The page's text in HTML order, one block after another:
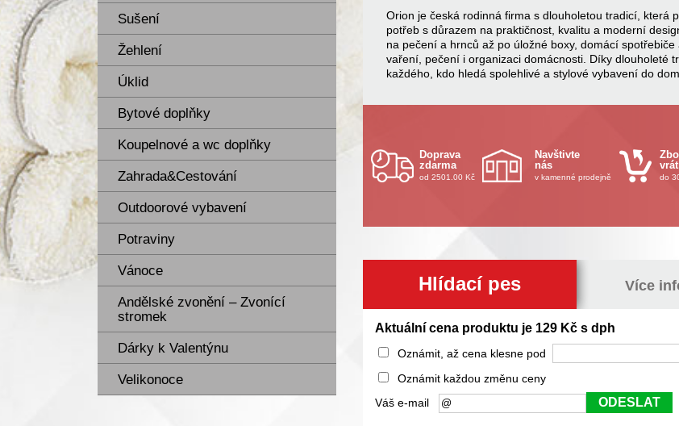
Sušení
Žehlení
Úklid
Bytové doplňky
Koupelnové a wc doplňky
Zahrada&Cestování
Outdoorové vybavení
Potraviny
Vánoce
Andělské zvonění – Zvonící
stromek
Dárky k Valentýnu
Velikonoce
Orion je česká rodinná firma s dlouholetou tradicí, která
potřeb s důrazem na praktičnost, kvalitu a moderní
na pečení a hrnců až po úložné boxy, domácí
vaření, pečení i organizaci domácnosti. Díky dlouholeté
každého, kdo hledá spolehlivé a stylové vybavení do
Doprava
zdarma
od 2501.00 Kč
Navštivte
nás
v kamenné prodejně do
Hlídací pes Více
Aktuální cena produktu je 129 Kč s dph
Oznámit, až cena klesne pod
Oznámit každou změnu ceny
Váš e-mail
ODESLAT